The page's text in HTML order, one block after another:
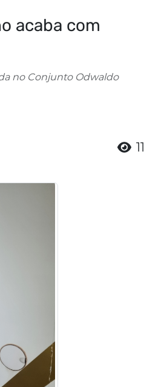
acaba com
no Conjunto Odwaldo
11